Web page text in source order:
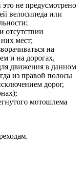
это не предусмотрено
велосипеда или
отсутствии
мест;
на
и на дорогах,
движения в данном
из правой полосы
дорог,
мотошлема